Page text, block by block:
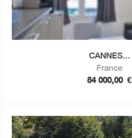
CANNES...
France
84 000,00 €